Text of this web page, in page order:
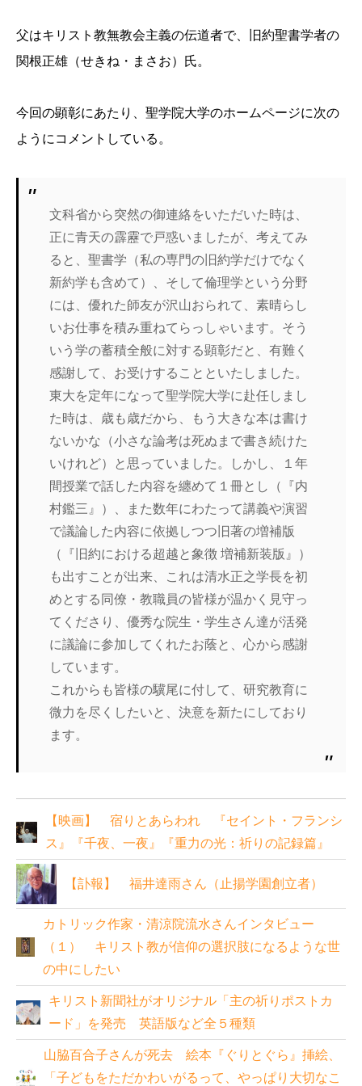
父はキリスト教無教会主義の伝道者で、旧約聖書学者の
関根正雄（せきね・まさお）氏。
今回の顕彰にあたり、聖学院大学のホームページに次の
ようにコメントしている。
文科省から突然の御連絡をいただいた時は、
正に青天の霹靂で戸惑いましたが、考えてみ
ると、聖書学（私の専門の旧約学だけでなく
新約学も含めて）、そして倫理学という分野
には、優れた師友が沢山おられて、素晴らし
いお仕事を積み重ねてらっしゃいます。そう
いう学の蓄積全般に対する顕彰だと、有難く
感謝して、お受けすることといたしました。
東大を定年になって聖学院大学に赴任しまし
た時は、歳も歳だから、もう大きな本は書け
ないかな（小さな論考は死ぬまで書き続けた
いけれど）と思っていました。しかし、１年
間授業で話した内容を纏めて１冊とし（『内
村鑑三』）、また数年にわたって講義や演習
で議論した内容に依拠しつつ旧著の増補版
（『旧約における超越と象徴 増補新装版』）
も出すことが出来、これは清水正之学長を初
めとする同僚・教職員の皆様が温かく見守っ
てくださり、優秀な院生・学生さん達が活発
に議論に参加してくれたお蔭と、心から感謝
しています。
これからも皆様の驥尾に付して、研究教育に
微力を尽くしたいと、決意を新たにしており
ます。
【映画】 宿りとあらわれ 『セイント・フランシ
ス』『千夜、一夜』『重力の光：祈りの記録篇』
【訃報】 福井達雨さん（止揚学園創立者）
カトリック作家・清涼院流水さんインタビュー
（１） キリスト教が信仰の選択肢になるような世
の中にしたい
キリスト新聞社がオリジナル「主の祈りポストカ
ード」を発売 英語版など全５種類
山脇百合子さんが死去 絵本『ぐりとぐら』挿絵、
「子どもをただかわいがるって、やっぱり大切なこ